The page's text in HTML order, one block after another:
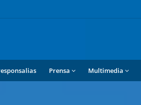
Prensa Multimedia